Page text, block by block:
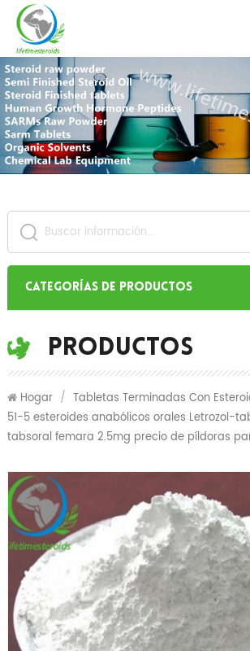
Categorías de productos
Productos
Hogar / Tabletas Terminadas Con
51-5 esteroides anabólicos orales Letrozol-
tabsoral femara 2.5mg precio de píldoras